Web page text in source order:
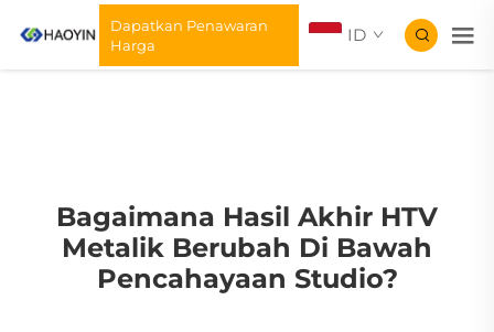
Dapatkan Penawaran
Harga
ID
Bagaimana Hasil Akhir HTV
Metalik Berubah Di Bawah
Pencahayaan Studio?